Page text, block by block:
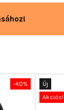
-40%
Új
Akciós!